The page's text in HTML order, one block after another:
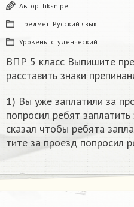
Автор: hksnipe
Предмет: Русский язык
Уровень: студенческий
ВПР 5 класс Выпишите
расставить знаки
1) Вы уже за­пла­ти­ли за
по­про­сил ребят
ска­зал чтобы ре­бя­та
ти­те за про­езд по­про­сил